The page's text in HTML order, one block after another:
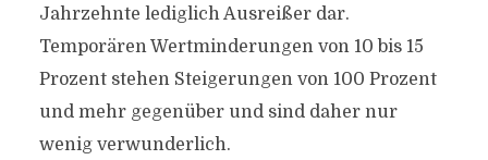
Jahrzehnte lediglich Ausreißer dar.
Temporären Wertminderungen von 10 bis 15
Prozent stehen Steigerungen von 100 Prozent
und mehr gegenüber und sind daher nur
wenig verwunderlich.